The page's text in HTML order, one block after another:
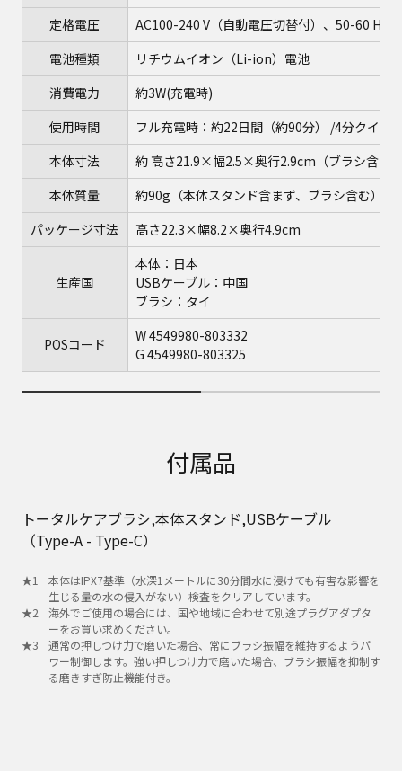
定格電圧
AC100-240 V（自動電圧切替付）、50-60 Hz
電池種類
リチウムイオン（Li-ion）電池
消費電力
約3W(充電時)
使用時間
フル充電時：約22日間（約90分） /4分クイッ
本体寸法
約 高さ21.9×幅2.5×奥行2.9cm（ブラシ含む
本体質量
約90g（本体スタンド含まず、ブラシ含む）
パッケージ寸法
高さ22.3×幅8.2×奥行4.9cm
生産国
本体：日本
USBケーブル：中国
ブラシ：タイ
POSコード
W 4549980-803332
G 4549980-803325
付属品
トータルケアブラシ,本体スタンド,USBケーブル
（Type-A - Type-C）
本体はIPX7基準（水深1メートルに30分間水に浸けても有害な影響を
生じる量の水の侵入がない）検査をクリアしています。
海外でご使用の場合には、国や地域に合わせて別途プラグアダプタ
ーをお買い求めください。
通常の押しつけ力で磨いた場合、常にブラシ振幅を維持するようパ
ワー制御します。強い押しつけ力で磨いた場合、ブラシ振幅を抑制す
る磨きすぎ防止機能付き。